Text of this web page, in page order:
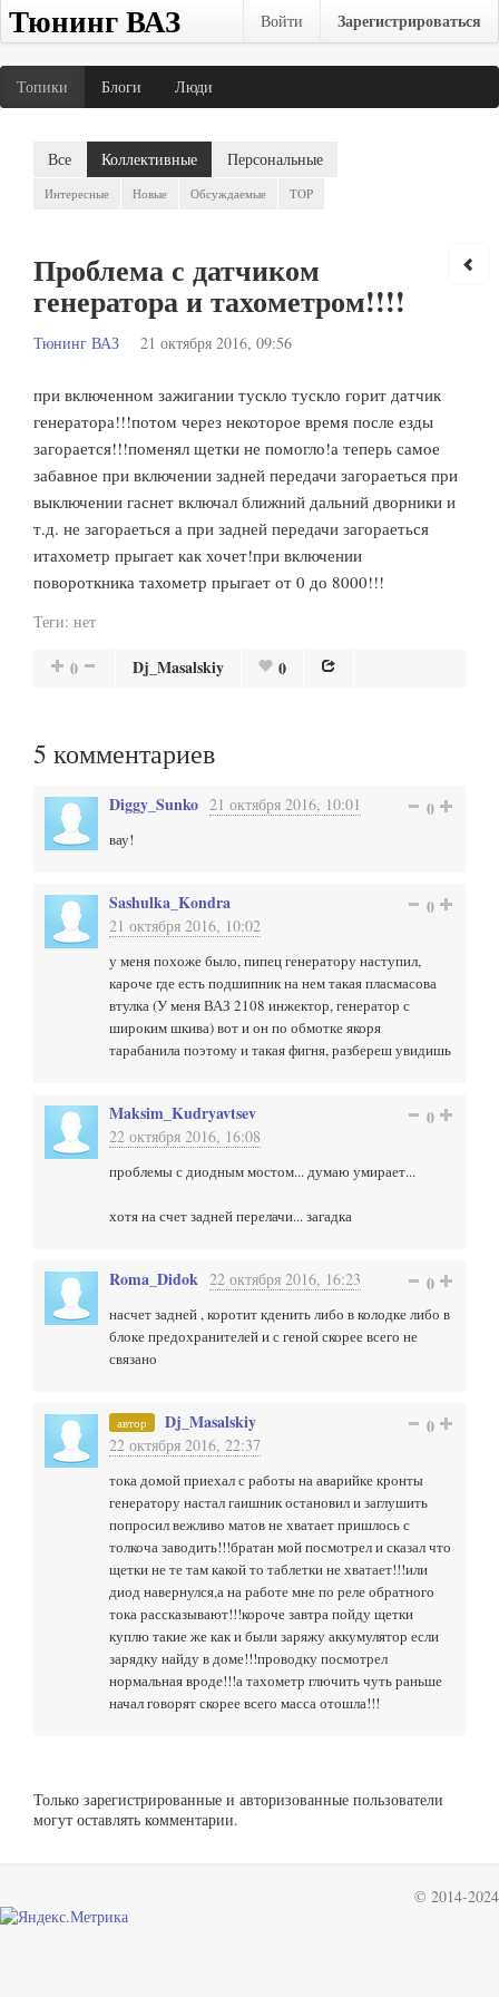
Тюнинг ВАЗ Войти Зарегистрироваться
Топики Блоги Люди
Все Коллективные Персональные
Интересные Новые Обсуждаемые TOP
Проблема с датчиком
генератора и тахометром!!!!
Тюнинг ВАЗ 21 октября 2016, 09:56
при включенном зажигании тускло тускло горит датчик
генератора!!!потом через некоторое время после езды
загорается!!!поменял щетки не помогло!а теперь самое
забавное при включении задней передачи загораеться при
выключении гаснет включал ближний дальний дворники и
т.д. не загораеться а при задней передачи загораеться
итахометр прыгает как хочет!при включении
повороткника тахометр прыгает от 0 до 8000!!!
Теги: нет
0 Dj_Masalskiy 0
5 комментариев
Diggy_Sunko 21 октября 2016, 10:01 0
вау!
Sashulka_Kondra
21 октября 2016, 10:02
0
у меня похоже было, пипец генератору наступил,
кароче где есть подшипник на нем такая пласмасова
втулка (У меня ВАЗ 2108 инжектор, генератор с
широким шкива) вот и он по обмотке якоря
тарабанила поэтому и такая фигня, разбереш увидишь
Maksim_Kudryavtsev
22 октября 2016, 16:08
0
проблемы с диодным мостом... думаю умирает...
хотя на счет задней перелачи... загадка
Roma_Didok 22 октября 2016, 16:23 0
насчет задней , коротит кденить либо в колодке либо в
блоке предохранителей и с геной скорее всего не
связано
автор Dj_Masalskiy
22 октября 2016, 22:37
0
тока домой приехал с работы на аварийке кронты
генератору настал гаишник остановил и заглушить
попросил вежливо матов не хватает пришлось с
толкоча заводить!!!братан мой посмотрел и сказал что
щетки не те там какой то таблетки не хватает!!!или
диод навернулся,а на работе мне по реле обратного
тока рассказывают!!!короче завтра пойду щетки
куплю такие же как и были заряжу аккумулятор если
зарядку найду в доме!!!проводку посмотрел
нормальная вроде!!!а тахометр глючить чуть раньше
начал говорят скорее всего масса отошла!!!
Только зарегистрированные и авторизованные пользователи
могут оставлять комментарии.
© 2014-2024